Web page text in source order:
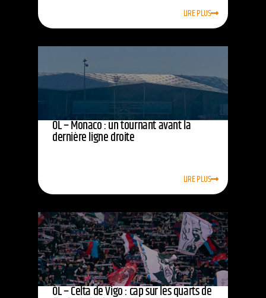
LIRE PLUS
OL – Monaco : un tournant avant la
dernière ligne droite
LIRE PLUS
OL – Celta de Vigo : cap sur les quarts de